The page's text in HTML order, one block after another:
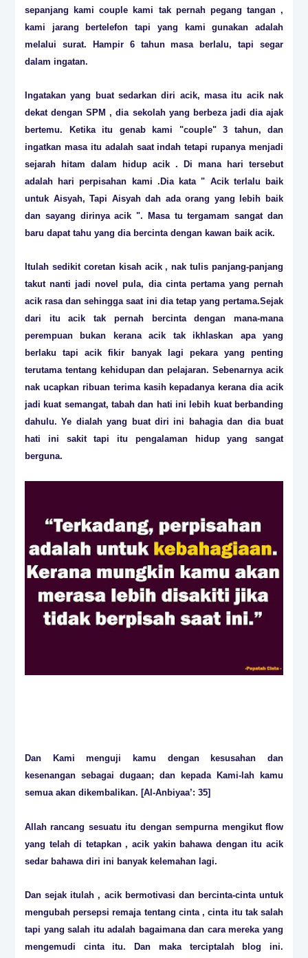
sepanjang kami couple kami tak pernah pegang tangan ,
kami jarang bertelefon tapi yang kami gunakan adalah
melalui surat. Hampir 6 tahun masa berlalu, tapi segar
dalam ingatan.
Ingatakan yang buat sedarkan diri acik, masa itu acik nak
dekat dengan SPM , dia sekolah yang berbeza jadi dia ajak
bertemu. Ketika itu genab kami "couple" 3 tahun, dan
ingatkan masa itu adalah saat indah tetapi rupanya menjadi
sejarah hitam dalam hidup acik . Di mana hari tersebut
adalah hari perpisahan kami .Dia kata " Acik terlalu baik
untuk Aisyah, Tapi Aisyah dah ada orang yang lebih baik
dan sayang dirinya acik ". Masa tu tergamam sangat dan
baru dapat tahu yang dia bercinta dengan kawan baik acik.
Itulah sedikit coretan kisah acik , nak tulis panjang-panjang
takut nanti jadi novel pula, dia cinta pertama yang pernah
acik rasa dan sehingga saat ini dia tetap yang pertama.Sejak
dari itu acik tak pernah bercinta dengan mana-mana
perempuan bukan kerana acik tak ikhlaskan apa yang
berlaku tapi acik fikir banyak lagi pekara yang penting
terutama tentang kehidupan dan pelajaran. Sebenarnya acik
nak ucapkan ribuan terima kasih kepadanya kerana dia acik
jadi kuat semangat, tabah dan hati ini lebih kuat berbanding
dahulu. Ye dialah yang buat diri ini bahagia dan dia buat
hati ini sakit tapi itu pengalaman hidup yang sangat
berguna.
Dan Kami menguji kamu dengan kesusahan dan
kesenangan sebagai dugaan; dan kepada Kami-lah kamu
semua akan dikembalikan. [Al-Anbiyaa’: 35]
Allah rancang sesuatu itu dengan sempurna mengikut flow
yang telah di tetapkan , acik yakin bahawa dengan itu acik
sedar bahawa diri ini banyak kelemahan lagi.
Dan sejak itulah , acik bermotivasi dan bercinta-cinta untuk
mengubah persepsi remaja tentang cinta , cinta itu tak salah
tapi yang salah itu adalah bagaimana dan cara mereka yang
mengemudi cinta itu. Dan maka terciptalah blog ini.